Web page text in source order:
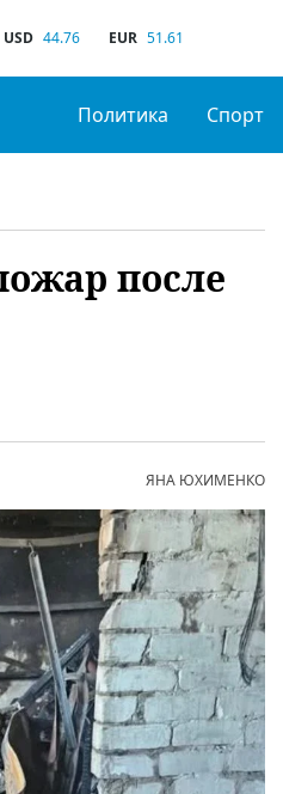
USD 44.76 EUR 51.61
Политика Спорт
после
ЯНА ЮХИМЕНКО